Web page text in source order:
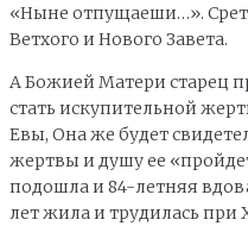
«Ныне отпущаеши…».
Ветхого и Нового Завета.
А Божией Матери старец
стать искупительной
Евы, Она же будет
жертвы и душу ее
подошла и 84-летняя
лет жила и трудилась при